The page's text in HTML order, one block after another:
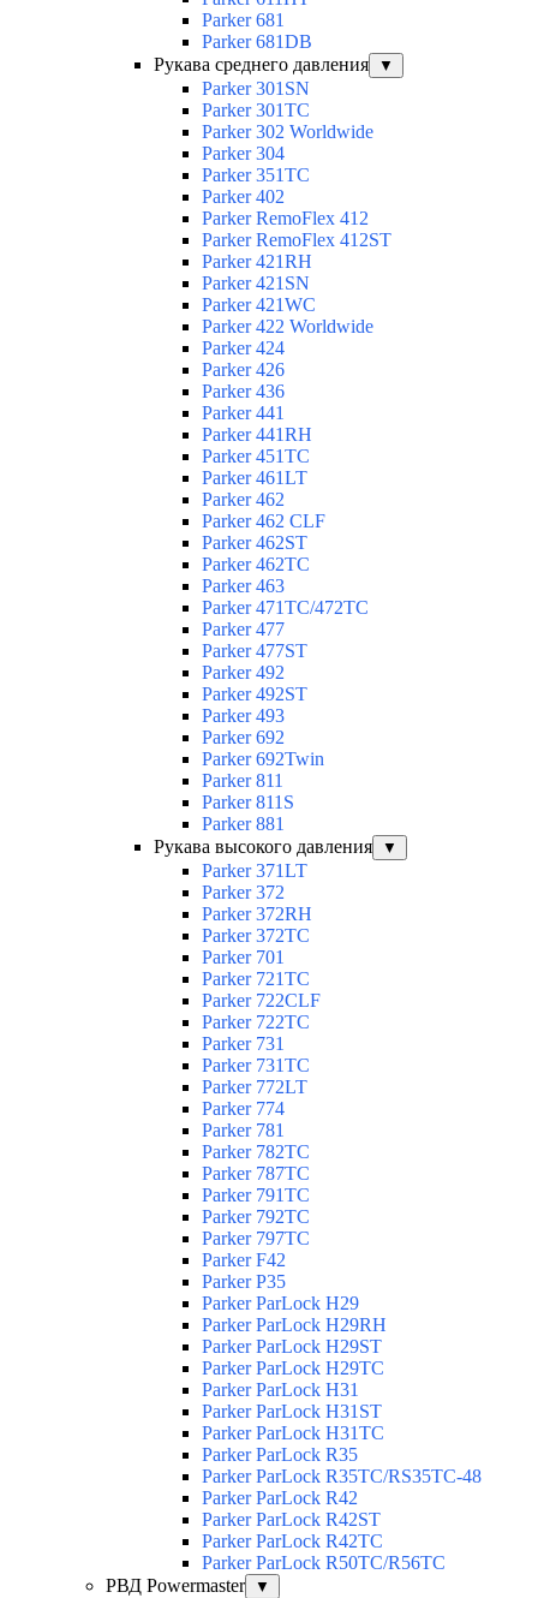
Parker 681
Parker 681DB
Рукава среднего давления
▼
Parker 301SN
Parker 301TC
Parker 302 Worldwide
Parker 304
Parker 351TC
Parker 402
Parker RemoFlex 412
Parker RemoFlex 412ST
Parker 421RH
Parker 421SN
Parker 421WC
Parker 422 Worldwide
Parker 424
Parker 426
Parker 436
Parker 441
Parker 441RH
Parker 451TC
Parker 461LT
Parker 462
Parker 462 CLF
Parker 462ST
Parker 462TC
Parker 463
Parker 471TC/472TC
Parker 477
Parker 477ST
Parker 492
Parker 492ST
Parker 493
Parker 692
Parker 692Twin
Parker 811
Parker 811S
Parker 881
Рукава высокого давления
▼
Parker 371LT
Parker 372
Parker 372RH
Parker 372TC
Parker 701
Parker 721TC
Parker 722CLF
Parker 722TC
Parker 731
Parker 731TC
Parker 772LT
Parker 774
Parker 781
Parker 782TC
Parker 787TC
Parker 791TC
Parker 792TC
Parker 797TC
Parker F42
Parker P35
Parker ParLock H29
Parker ParLock H29RH
Parker ParLock H29ST
Parker ParLock H29TC
Parker ParLock H31
Parker ParLock H31ST
Parker ParLock H31TC
Parker ParLock R35
Parker ParLock R35TC/RS35TC-48
Parker ParLock R42
Parker ParLock R42ST
Parker ParLock R42TC
Parker ParLock R50TC/R56TC
РВД Powermaster
▼